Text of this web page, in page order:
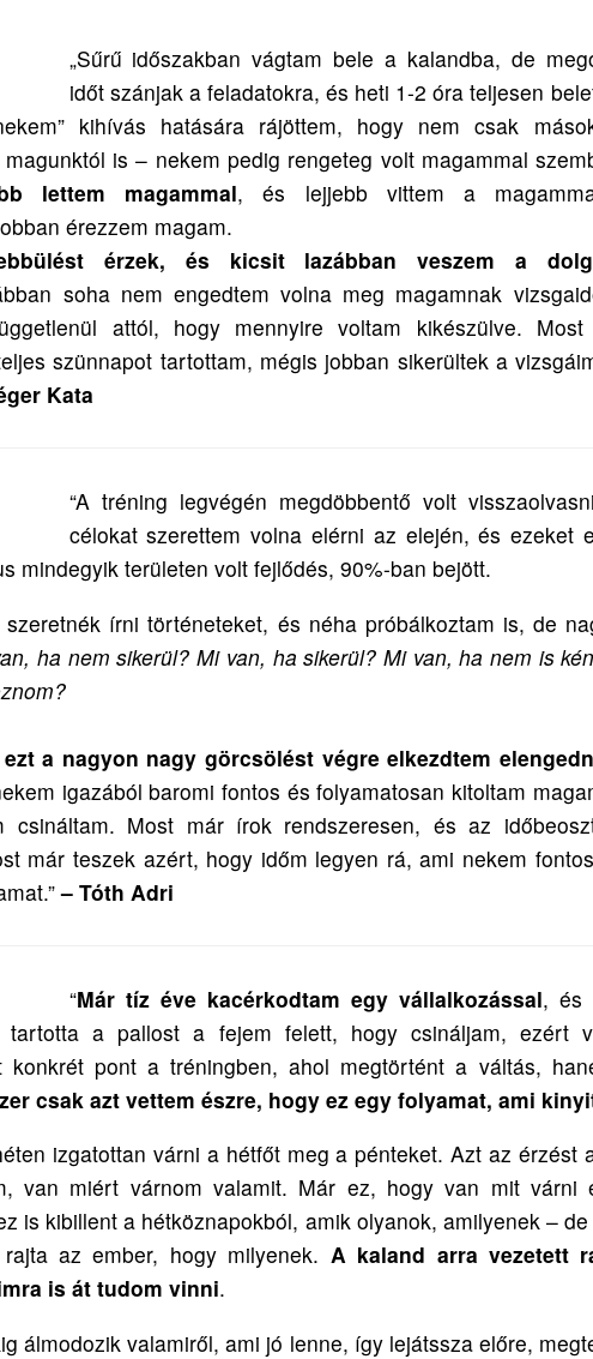
„Sűrű időszakban vágtam bele a kalandba, de
időt szánjak a feladatokra, és heti 1-2 óra teljesen
kihívás hatására rájöttem, hogy nem csak
is – nekem pedig rengeteg volt magammal
lettem magammal, és lejjebb vittem a
érezzem magam.
érzek, és kicsit lazábban veszem a
soha nem engedtem volna meg magamnak
attól, hogy mennyire voltam kikészülve.
szünnapot tartottam, mégis jobban sikerültek a
Kata
“A tréning legvégén megdöbbentő volt
célokat szerettem volna elérni az elején, és ezeket
mindegyik területen volt fejlődés, 90%-ban bejött.
írni történeteket, és néha próbálkoztam is, de
ha nem sikerül? Mi van, ha sikerül? Mi van, ha nem is
a nagyon nagy görcsölést végre elkezdtem
igazából baromi fontos és folyamatosan kitoltam
csináltam. Most már írok rendszeresen, és az
már teszek azért, hogy időm legyen rá, ami nekem
– Tóth Adri
“Már tíz éve kacérkodtam egy vállalkozással, és
a pallost a fejem felett, hogy csináljam, ezért
konkrét pont a tréningben, ahol megtörtént a váltás,
csak azt vettem észre, hogy ez egy folyamat, ami
izgatottan várni a hétfőt meg a pénteket. Azt az érzést
van miért várnom valamit. Már ez, hogy van mit várni
is kibillent a hétköznapokból, amik olyanok, amilyenek –
az ember, hogy milyenek. A kaland arra vezetett
is át tudom vinni.
álmodozik valamiről, ami jó lenne, így lejátssza előre,